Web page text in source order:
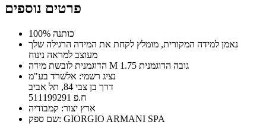
פרטים נוספים
100% כותנה
נאמן למידה המקורית, מומלץ לקחת את המידה הרגילה שלך
מעוצב למראה נינוח
הדוגמנית לובשת מידה M גובה הדוגמנית 1.75
נציג רשמי: אלשרד בע"מ
דרך בן צבי 84, תל אביב
ח.פ 511199291
ארץ יצור: קמבודיה
שם ספק: GIORGIO ARMANI SPA